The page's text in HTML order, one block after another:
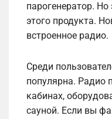
парогенератор. Но
этого продукта.
встроенное радио.
Среди
популярна. Радио
кабинах,
сауной. Если вы